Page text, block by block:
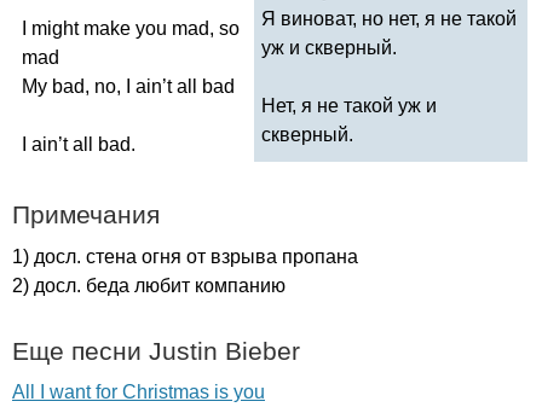
might make you mad, so
mad
My bad, no, ain’t all bad
ain’t all bad.
Я виноват, но нет, я не такой
уж и скверный.
Нет, я не такой уж и
скверный.
Примечания
1) досл. стена огня от взрыва пропана
2) досл. беда любит компанию
Еще песни Justin Bieber
All I want for Christmas is you